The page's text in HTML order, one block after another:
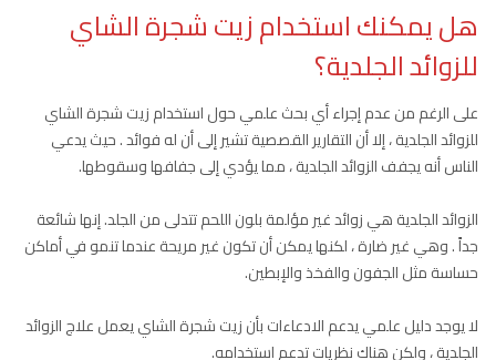
هل يمكنك استخدام زيت شجرة الشاي
للزوائد الجلدية؟
على الرغم من عدم إجراء أي بحث علمي حول استخدام زيت شجرة الشاي
للزوائد الجلدية ، إلا أن التقارير القصصية تشير إلى أن له فوائد . حيث يدعي
الناس أنه يجفف الزوائد الجلدية ، مما يؤدي إلى جفافها وسقوطها.
الزوائد الجلدية هي زوائد غير مؤلمة بلون اللحم تتدلى من الجلد. إنها شائعة
جداً . وهي غير ضارة ، لكنها يمكن أن تكون غير مريحة عندما تنمو في أماكن
حساسة مثل الجفون والفخذ والإبطين.
لا يوجد دليل علمي يدعم الادعاءات بأن زيت شجرة الشاي يعمل علاج الزوائد
الجلدية ، ولكن هناك نظريات تدعم استخدامه.